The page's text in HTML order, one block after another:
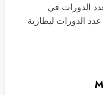
الدورات في
الدورات لبطارية